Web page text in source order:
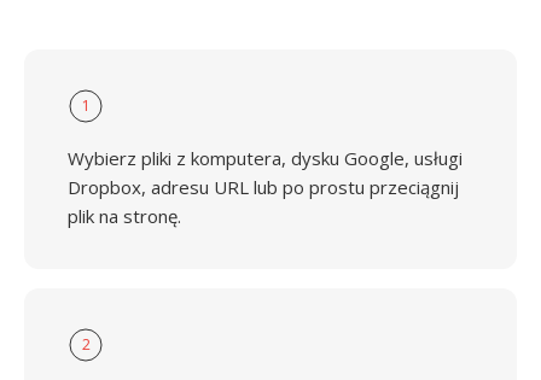
1
Wybierz pliki z komputera, dysku Google, usługi
Dropbox, adresu URL lub po prostu przeciągnij
plik na stronę.
2